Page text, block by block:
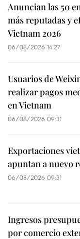
Anuncian las 50
más reputadas y
Vietnam 2026
06/08/2026 14:27
Usuarios de
realizar pagos
en Vietnam
06/08/2026 09:31
Exportaciones
apuntan a nuevo
06/08/2026 09:31
Ingresos
por comercio